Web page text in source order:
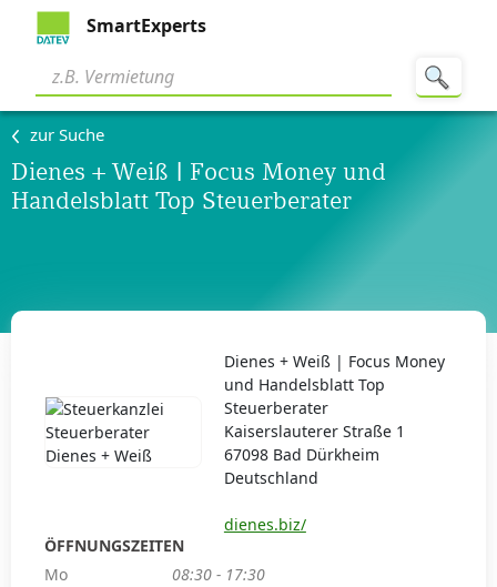
SmartExperts
zur Suche
Dienes + Weiß | Focus Money und
Handelsblatt Top Steuerberater‎
Dienes + Weiß | Focus Money
und Handelsblatt Top
Steuerberater‎
Kaiserslauterer Straße 1
67098 Bad Dürkheim
Deutschland
dienes.biz/
ÖFFNUNGSZEITEN
Mo
08:30 - 17:30